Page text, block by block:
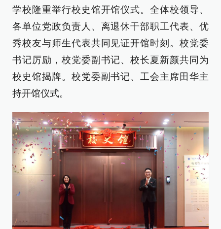
学校隆重举行校史馆开馆仪式。全体校领导、
各单位党政负责人、离退休干部职工代表、优
秀校友与师生代表共同见证开馆时刻。校党委
书记厉励，校党委副书记、校长夏新颜共同为
校史馆揭牌。校党委副书记、工会主席田华主
持开馆仪式。